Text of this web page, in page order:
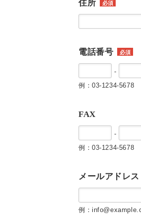
住所 必須
電話番号 必須
-
例：03-1234-5678
FAX
-
例：03-1234-5678
メールアドレス
例：